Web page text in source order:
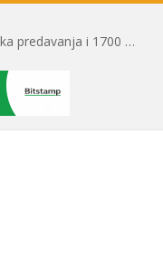
Toni Milun postao “milijarder”! Vrhunska predavanja i 1700 posjetitelja obilježili su mjesec financijske pismenosti